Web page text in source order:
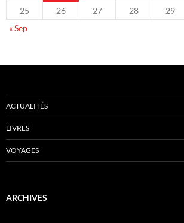
25
26 27 28 29
« Sep
ACTUALITÉS
LIVRES
VOYAGES
ARCHIVES